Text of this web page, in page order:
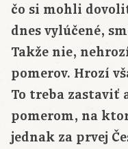
čo si mohli
dnes vylúčené,
Takže nie,
pomerov. Hrozí
To treba zastaviť
pomerom, na
jednak za prvej